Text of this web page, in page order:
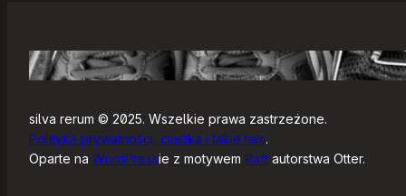
silva rerum © 2025. Wszelkie prawa zastrzeżone.
Polityka prywatności, ciastka i takie tam.
Oparte na WordPressie z motywem Raft autorstwa Otter.